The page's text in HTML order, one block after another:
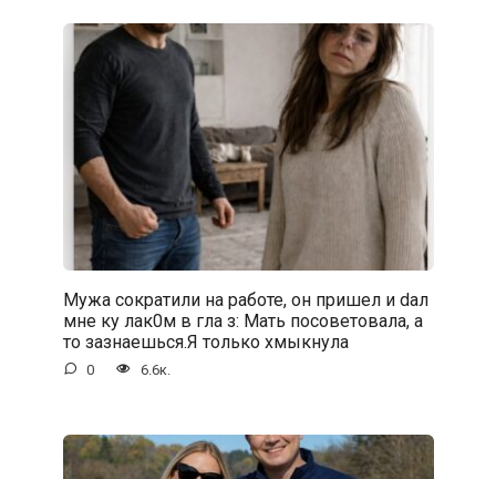
Мужа сократили на работе, он пришел и dал
мне ку лак0м в гла з: Мать посоветовала, а
то зазнаешься.Я только хмыкнула
0 6.6к.